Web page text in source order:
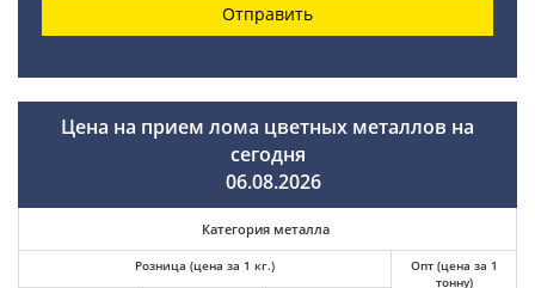
Отправить
Цена на прием лома цветных металлов на
сегодня
06.08.2026
Категория металла
Розница (цена за 1 кг.)
Опт (цена за 1
тонну)